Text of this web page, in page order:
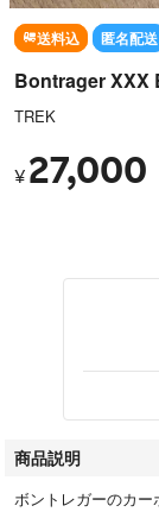
送料込 匿名配送
Bontrager XXX
TREK
¥ 27,000
商品説明
ボントレガーのカー